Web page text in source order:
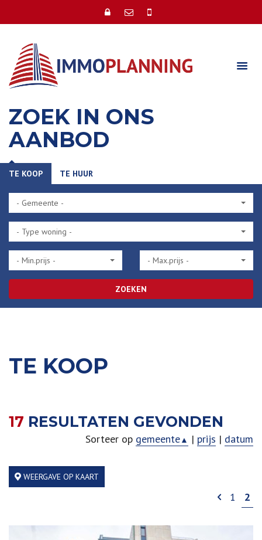
ZOEK IN ONS
AANBOD
- Gemeente -
- Type woning -
- Min.prijs - - Max.prijs -
ZOEKEN
TE KOOP TE HUUR
TE KOOP
17 RESULTATEN GEVONDEN
Sorteer op gemeente▲ | prijs | datum
WEERGAVE OP KAART
1 2